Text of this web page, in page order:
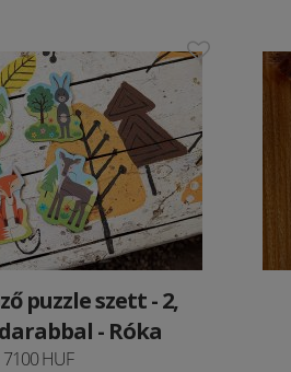
puzzle szett - 2,
- Róka
7100 HUF